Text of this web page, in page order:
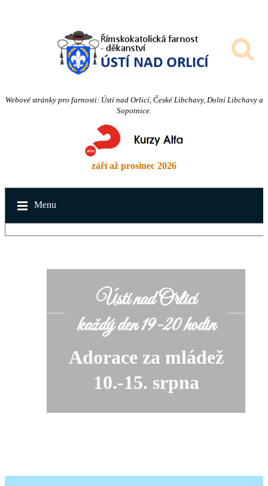
Webové stránky pro farnosti: Ústí nad Orlicí, České Libchavy, Dolní Libchavy a
Sopotnice.
září až prosinec 2026
Menu
Ústí nad Orlicí
každý den 19-20 hodin
Adorace za mládež
10.-15. srpna